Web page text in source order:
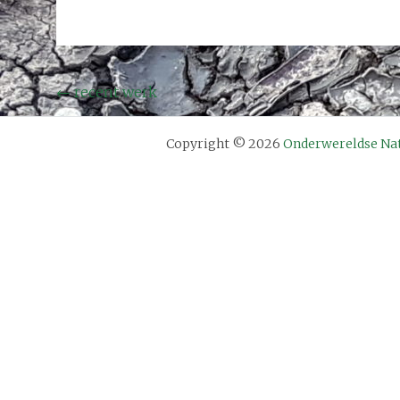
Bericht
navigatie
←recent werk
Copyright © 2026 Onderwereldse